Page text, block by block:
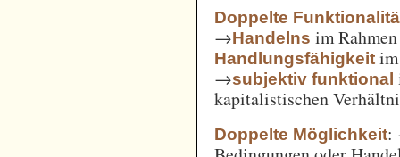
Doppelte
→Handelns im
Handlungsfähigkeit
→subjektiv funktional
kapitalistischen
Doppelte Möglichkeit: